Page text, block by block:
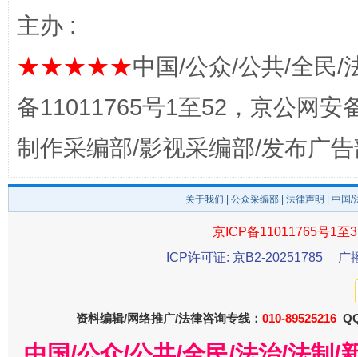
完善运行机制助力责任有效落实
东山县通报“牛蛙产品抗生素超标问题”
主办 :
★★★★★中国/公众/公共/全民/
备11011765号1至52，京公网安
制作采编部/影视采编部/发布广
关于我们 公众采编部 法律声明 | 中国
京ICP备11011765号1至
ICP许可证: 京B2-20251785
广
资料编辑/网络推广/法律咨询专线： 010-89525216